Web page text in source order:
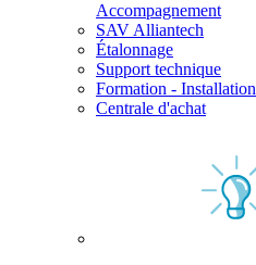
Accompagnement
SAV Alliantech
Étalonnage
Support technique
Formation - Installation
Centrale d'achat